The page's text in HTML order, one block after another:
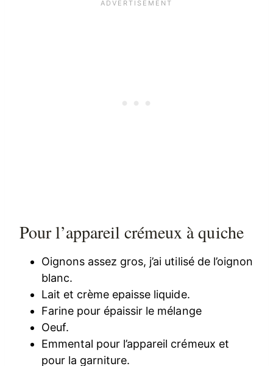
Pour l’appareil crémeux à quiche
Oignons assez gros, j’ai utilisé de l’oignon
blanc.
Lait et crème epaisse liquide.
Farine pour épaissir le mélange
Oeuf.
Emmental pour l’appareil crémeux et
pour la garniture.